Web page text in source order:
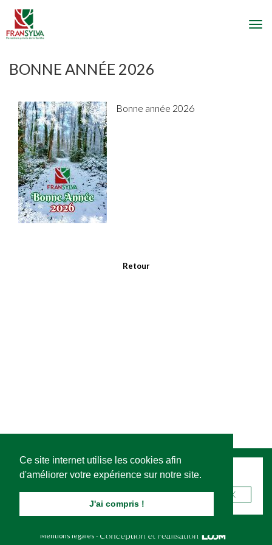
Ce site internet utilise les cookies afin
d'améliorer votre expérience sur notre site.
J'ai compris !
BONNE ANNÉE 2026
Bonne année 2026
Retour
Recevez notre newsletter
Mentions légales -